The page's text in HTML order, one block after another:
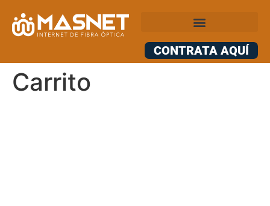
CONTRATA AQUÍ
Carrito